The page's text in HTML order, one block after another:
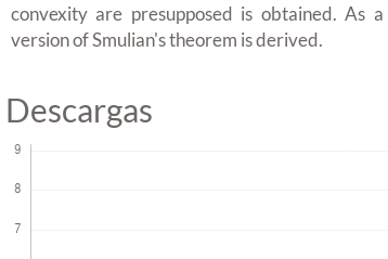
convexity are presupposed is obtained. As
version of Smulian's theorem is derived.
Descargas